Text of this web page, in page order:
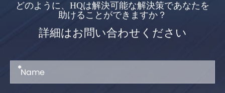
どのように、HQは解決可能な解決策であなたを
助けることができますか？
詳細はお問い合わせください
*